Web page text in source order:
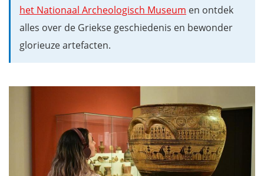
het Nationaal Archeologisch Museum en ontdek
alles over de Griekse geschiedenis en bewonder
glorieuze artefacten.